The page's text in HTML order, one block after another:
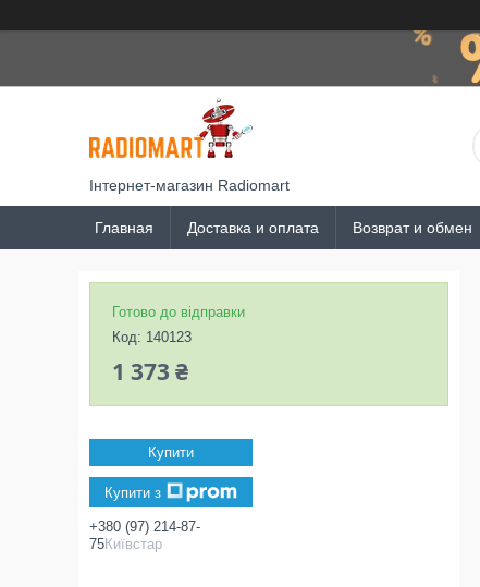
Інтернет-магазин Radiomart
Главная Доставка и оплата Возврат и обмен
Готово до відправки
Код: 140123
1 373 ₴
Купити
Купити з
+380 (97) 214-87-
75Київстар